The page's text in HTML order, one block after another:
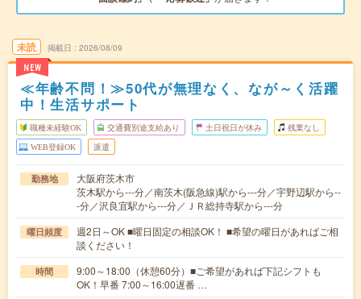
未読
NEW
掲載日 2026/08/09
≪年齢不問！≫50代が無理なく、なが～く活躍
中！生活サポート
職種未経験OK 交通費別途支給あり 土日祝日が休み 残業なし
WEB登録OK 派遣
勤務地
大阪府茨木市
茨木駅から---分／南茨木(阪急線)駅から---分／宇野辺駅から--
-分／沢良宜駅から---分／ＪＲ総持寺駅から---分
曜日頻度
週2日～OK ■曜日固定の相談OK！ ■希望の曜日があればご相
談ください！
時間
9:00～18:00（休憩60分）■ご希望があれば下記シフトも
OK！早番 7:00～16:00遅番 …